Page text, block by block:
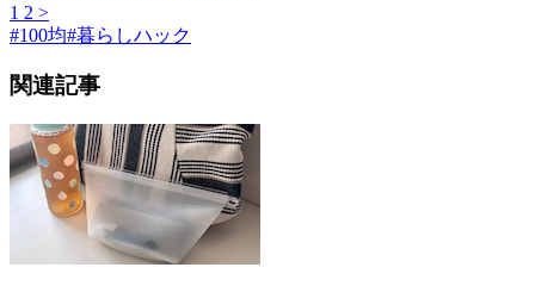
1 2 >
#100均#暮らしハック
関連記事